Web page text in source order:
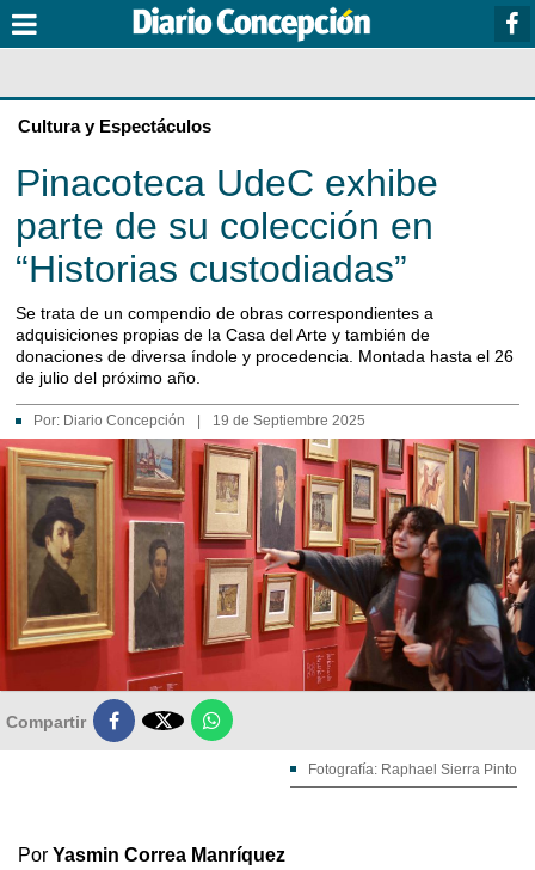
Cultura y Espectáculos
Pinacoteca UdeC exhibe
parte de su colección en
“Historias custodiadas”
Se trata de un compendio de obras correspondientes a
adquisiciones propias de la Casa del Arte y también de
donaciones de diversa índole y procedencia. Montada hasta el 26
de julio del próximo año.
Por: Diario Concepción 19 de Septiembre 2025
Compartir 
Fotografía: Raphael Sierra Pinto
Por Yasmin Correa Manríquez